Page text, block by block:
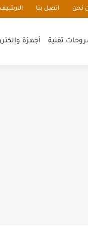
نحن اتصل بنا الارشيف
تقنية أجهزة